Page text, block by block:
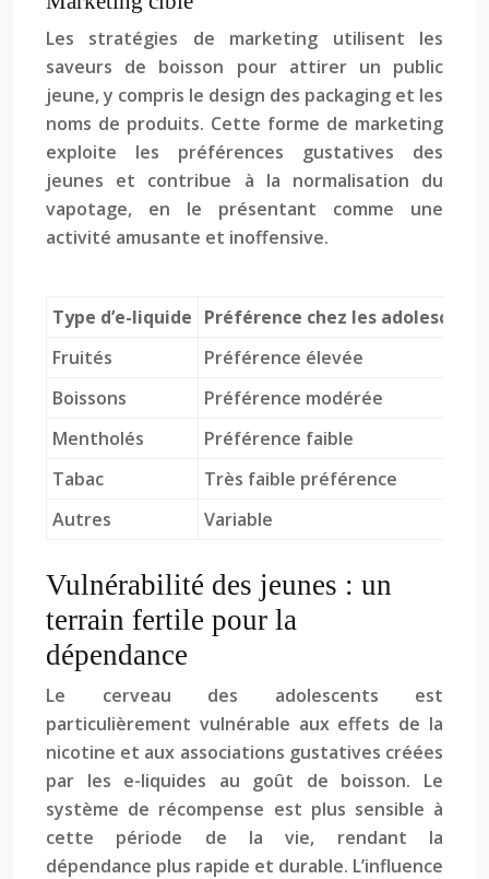
Les stratégies de marketing utilisent les
saveurs de boisson pour attirer un public
jeune, y compris le design des packaging et les
noms de produits. Cette forme de marketing
exploite les préférences gustatives des
jeunes et contribue à la normalisation du
vapotage, en le présentant comme une
activité amusante et inoffensive.
Type d’e-liquide Préférence chez les adolescents
Fruités
Préférence élevée
Boissons
Préférence modérée
Mentholés
Préférence faible
Tabac
Très faible préférence
Autres
Variable
Vulnérabilité des jeunes : un
terrain fertile pour la
dépendance
Le cerveau des adolescents est
particulièrement vulnérable aux effets de la
nicotine et aux associations gustatives créées
par les e-liquides au goût de boisson. Le
système de récompense est plus sensible à
cette période de la vie, rendant la
dépendance plus rapide et durable. L’influence